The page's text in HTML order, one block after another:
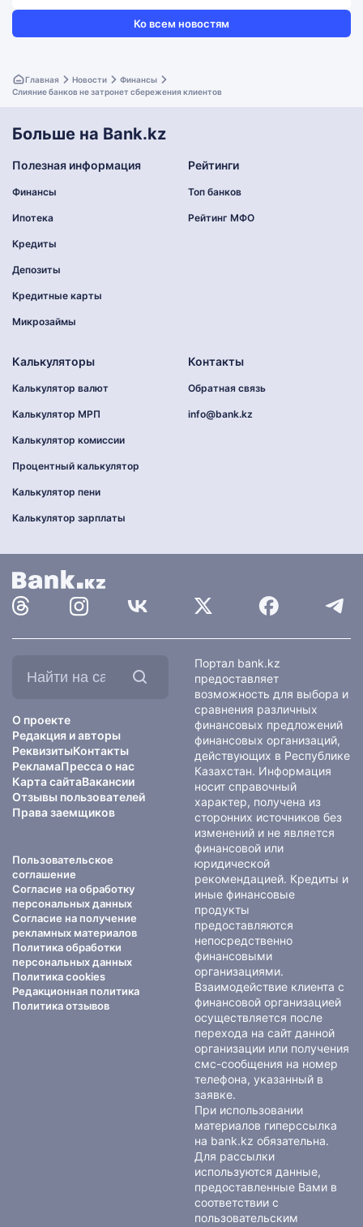
Ко всем новостям
Главная Новости
Финансы
Слияние банков не затронет сбережения клиентов
Больше на Bank.kz
Полезная информация
Финансы
Ипотека
Кредиты
Депозиты
Кредитные карты
Микрозаймы
Рейтинги
Топ банков
Рейтинг МФО
Калькуляторы
Калькулятор валют
Калькулятор МРП
Калькулятор комиссии
Процентный калькулятор
Калькулятор пени
Калькулятор зарплаты
Контакты
Обратная связь
info@bank.kz
О проекте
Редакция и авторы
РеквизитыКонтакты
РекламаПресса о нас
Карта сайтаВакансии
Отзывы пользователей
Права заемщиков
Пользовательское
соглашение
Согласие на обработку
персональных данных
Согласие на получение
рекламных материалов
Политика обработки
персональных данных
Политика cookies
Редакционная политика
Политика отзывов
Портал bank.kz
предоставляет
возможность для выбора и
сравнения различных
финансовых предложений
финансовых организаций,
действующих в Республике
Казахстан. Информация
носит справочный
характер, получена из
сторонних источников без
изменений и не является
финансовой или
юридической
рекомендацией. Кредиты и
иные финансовые
продукты
предоставляются
непосредственно
финансовыми
организациями.
Взаимодействие клиента с
финансовой организацией
осуществляется после
перехода на сайт данной
организации или получения
смс-сообщения на номер
телефона, указанный в
заявке.
При использовании
материалов гиперссылка
на bank.kz обязательна.
Для рассылки
используются данные,
предоставленные Вами в
соответствии с
пользовательским